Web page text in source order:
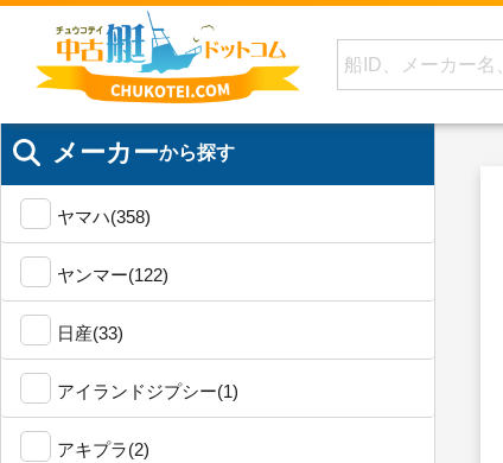
メーカーから探す
ヤマハ(358)
ヤンマー(122)
日産(33)
アイランドジプシー(1)
アキプラ(2)